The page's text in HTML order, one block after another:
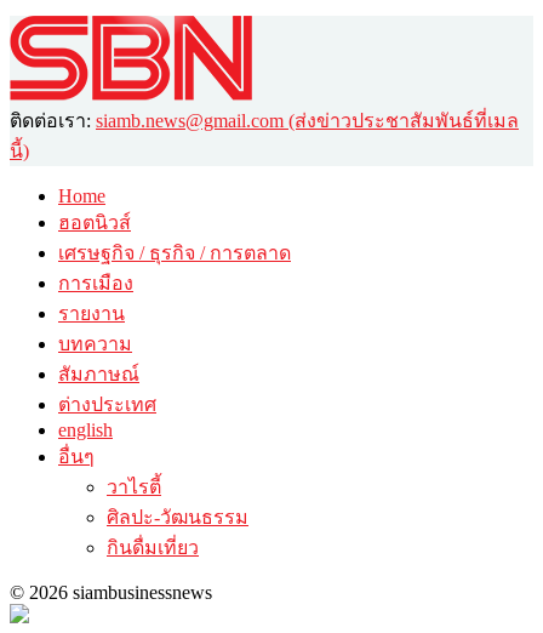
ติดต่อเรา: siamb.news@gmail.com (ส่งข่าวประชาสัมพันธ์ที่เมล
นี้)
Home
ฮอตนิวส์
เศรษฐกิจ / ธุรกิจ / การตลาด
การเมือง
รายงาน
บทความ
สัมภาษณ์
ต่างประเทศ
english
อื่นๆ
วาไรตี้
ศิลปะ-วัฒนธรรม
กินดื่มเที่ยว
© 2026 siambusinessnews